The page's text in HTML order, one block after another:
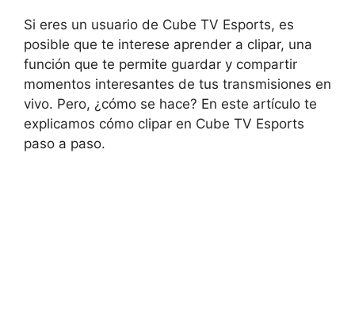
Si eres un usuario de Cube TV Esports, es
posible que te interese aprender a clipar, una
función que te permite guardar y compartir
momentos interesantes de tus transmisiones en
vivo. Pero, ¿cómo se hace? En este artículo te
explicamos cómo clipar en Cube TV Esports
paso a paso.